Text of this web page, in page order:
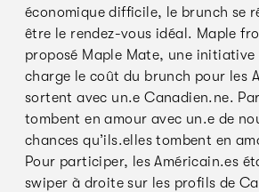
économique difficile, le brunch se
être le rendez-vous idéal. Maple
proposé Maple Mate, une initiative
charge le coût du brunch pour les
sortent avec un.e Canadien.ne.
tombent en amour avec un.e de
chances qu’ils.elles tombent en
Pour participer, les Américain.es
swiper à droite sur les profils de